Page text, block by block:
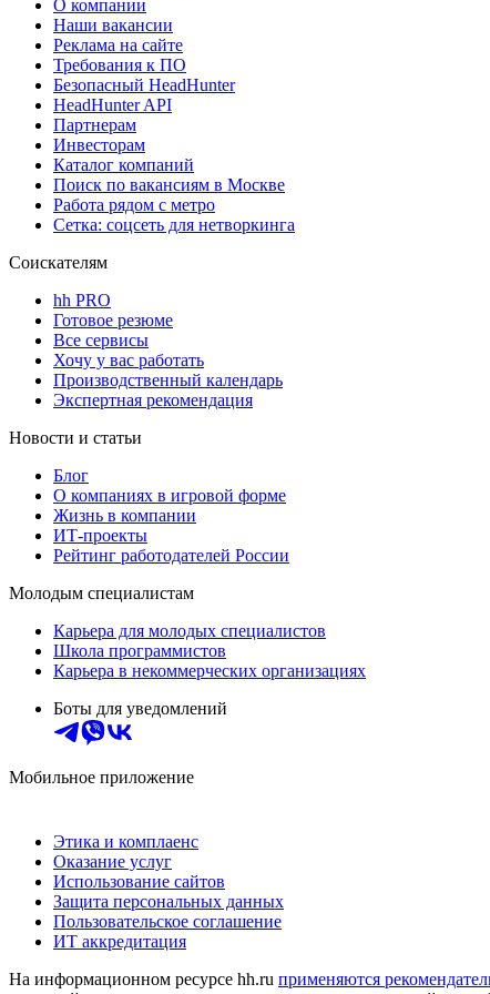
О компании
Наши вакансии
Реклама на сайте
Требования к ПО
Безопасный HeadHunter
HeadHunter API
Партнерам
Инвесторам
Каталог компаний
Поиск по вакансиям в Москве
Работа рядом с метро
Сетка: соцсеть для нетворкинга
Соискателям
hh PRO
Готовое резюме
Все сервисы
Хочу у вас работать
Производственный календарь
Экспертная рекомендация
Новости и статьи
Блог
О компаниях в игровой форме
Жизнь в компании
ИТ-проекты
Рейтинг работодателей России
Молодым специалистам
Карьера для молодых специалистов
Школа программистов
Карьера в некоммерческих организациях
Боты для уведомлений
Мобильное приложение
Этика и комплаенс
Оказание услуг
Использование сайтов
Защита персональных данных
Пользовательское соглашение
ИТ аккредитация
На информационном ресурсе hh.ru применяются